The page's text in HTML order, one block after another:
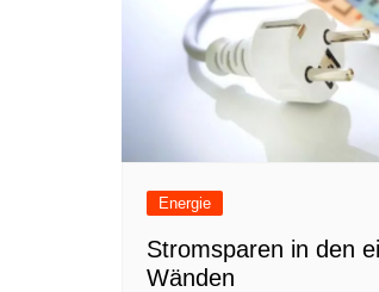
Energie
Stromsparen in den
Wänden